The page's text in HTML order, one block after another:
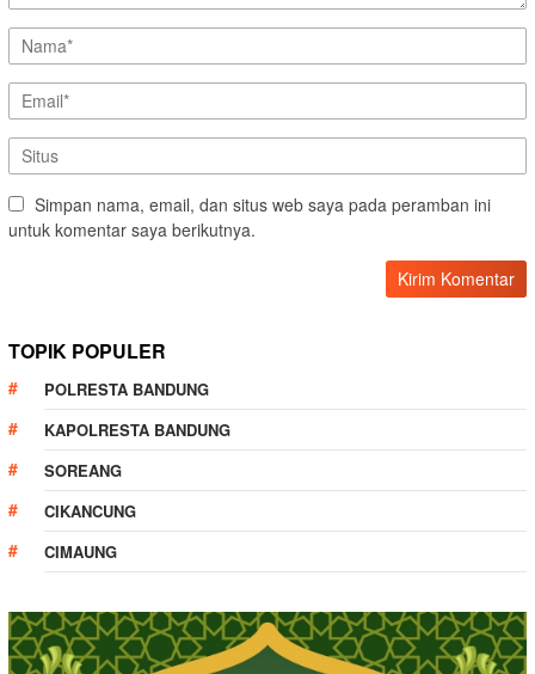
Simpan nama, email, dan situs web saya pada peramban ini
untuk komentar saya berikutnya.
TOPIK POPULER
POLRESTA BANDUNG
KAPOLRESTA BANDUNG
SOREANG
CIKANCUNG
CIMAUNG